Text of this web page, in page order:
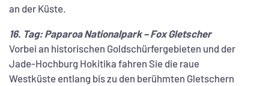
an der Küste.
16. Tag: Paparoa Nationalpark – Fox Gletscher
Vorbei an historischen Goldschürfergebieten und der
Jade-Hochburg Hokitika fahren Sie die raue
Westküste entlang bis zu den berühmten Gletschern